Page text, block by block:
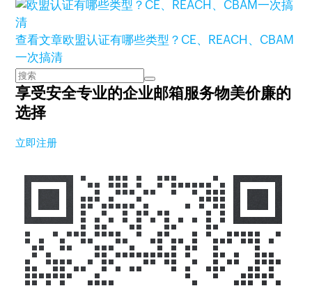
查看文章欧盟认证有哪些类型？CE、REACH、CBAM
一次搞清
享受安全专业的企业邮箱服务物美价廉的
选择
立即注册